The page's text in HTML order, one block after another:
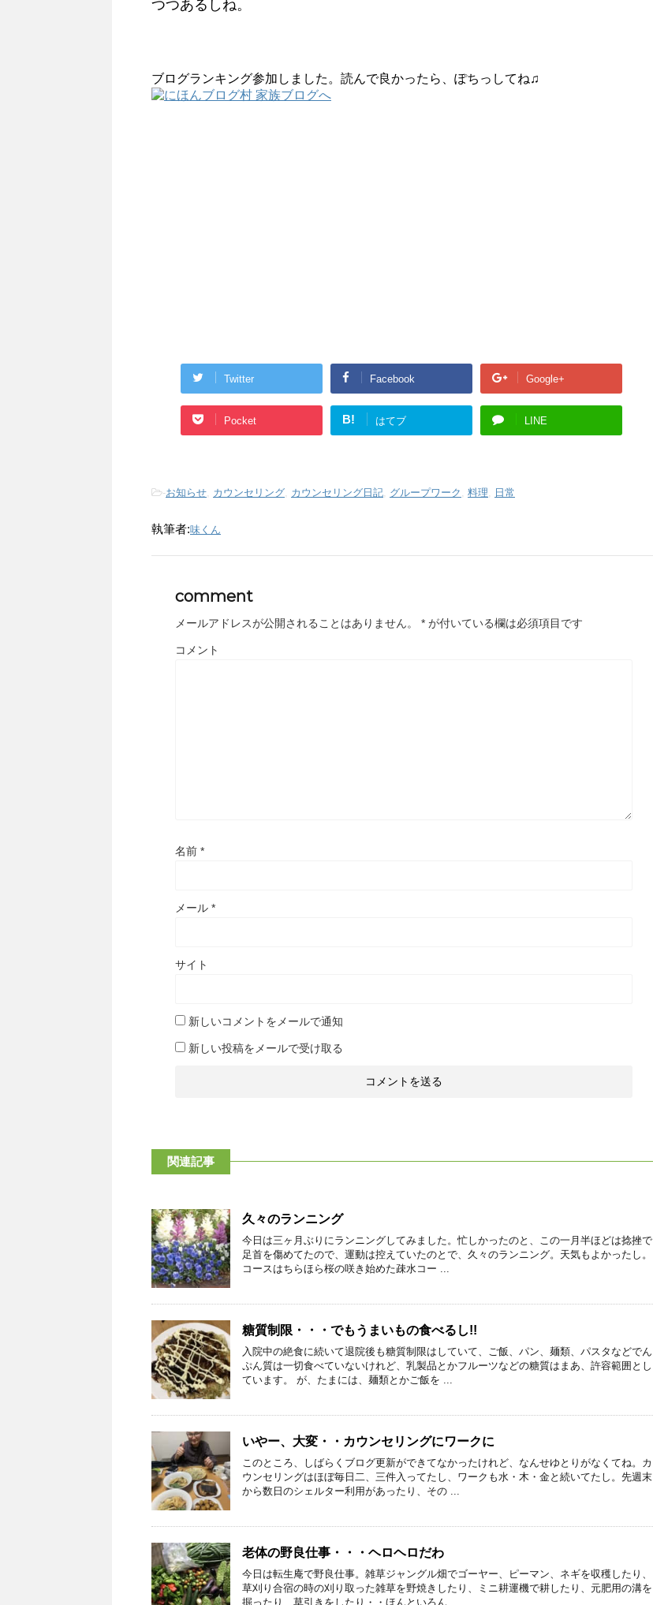
つつあるしね。
ブログランキング参加しました。読んで良かったら、ぽちっしてね♫
Twitter Facebook Google+
Pocket B! はてブ LINE
-お知らせ, カウンセリング, カウンセリング日記, グループワーク , 料理, 日常
執筆者:味くん
comment
メールアドレスが公開されることはありません。 * が付いている欄は必須項目です
コメント
名前 *
メール *
サイト
新しいコメントをメールで通知
新しい投稿をメールで受け取る
関連記事
久々のランニング
今日は三ヶ月ぶりにランニングしてみました。忙しかったのと、この一月半ほどは捻挫で
足首を傷めてたので、運動は控えていたのとで、久々のランニング。天気もよかったし。
コースはちらほら桜の咲き始めた疎水コー ...
糖質制限・・・でもうまいもの食べるし!!
入院中の絶食に続いて退院後も糖質制限はしていて、ご飯、パン、麺類、パスタなどでん
ぷん質は一切食べていないけれど、乳製品とかフルーツなどの糖質はまあ、許容範囲とし
ています。 が、たまには、麺類とかご飯を ...
いやー、大変・・カウンセリングにワークに
このところ、しばらくブログ更新ができてなかったけれど、なんせゆとりがなくてね。カ
ウンセリングはほぼ毎日二、三件入ってたし、ワークも水・木・金と続いてたし。先週末
から数日のシェルター利用があったり、その ...
老体の野良仕事・・・ヘロヘロだわ
今日は転生庵で野良仕事。雑草ジャングル畑でゴーヤー、ピーマン、ネギを収穫したり、
草刈り合宿の時の刈り取った雑草を野焼きしたり、ミニ耕運機で耕したり、元肥用の溝を
掘ったり、草引きをしたり・・ほんといろん ...